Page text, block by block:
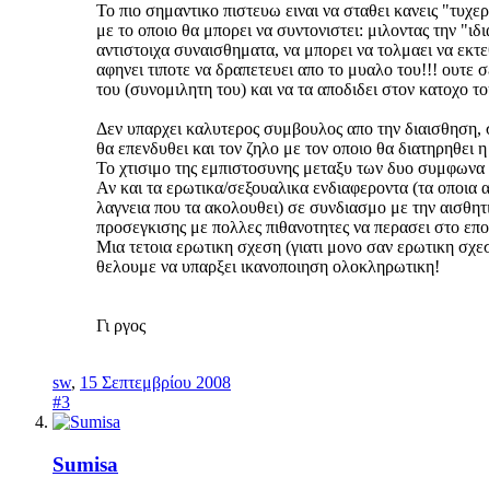
Το πιο σημαντικο πιστευω ειναι να σταθει κανεις
με το οποιο θα μπορει να συντονιστει: μιλοντας την
αντιστοιχα συναισθηματα, να μπορει να τολμαει να
αφηνει τιποτε να δραπετευει απο το μυαλο του!!! ουτε
του (συνομιλητη του) και να τα αποδιδει στον κατοχο
Δεν υπαρχει καλυτερος συμβουλος απο την
θα επενδυθει και τον ζηλο με τον οποιο θα διατηρηθει
Το χτισιμο της εμπιστοσυνης μεταξυ των δυο
Αν και τα ερωτικα/σεξουαλικα ενδιαφεροντα (τα οποια
λαγνεια που τα ακολουθει) σε συνδιασμο με την
προσεγκισης με πολλες πιθανοτητες να περασει στο
Μια τετοια ερωτικη σχεση (γιατι μονο σαν ερωτικη
θελουμε να υπαρξει ικανοποιηση ολοκληρωτικη!
Γι ργος
sw, 15 Σεπτεμβρίου 2008
#3
Sumisa